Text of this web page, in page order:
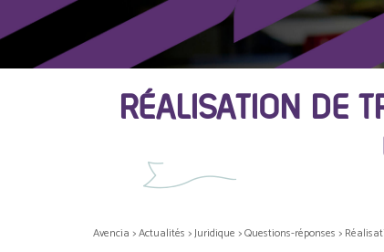
RÉALISATION DE
Avencia >Actualités >Juridique >Questions-réponses >